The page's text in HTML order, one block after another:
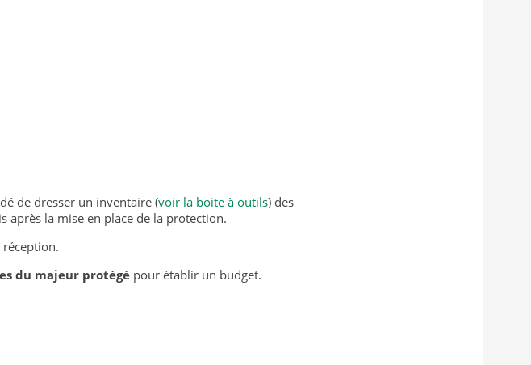
de dresser un inventaire (voir la boite à outils) des
après la mise en place de la protection.
réception.
du majeur protégé pour établir un budget.